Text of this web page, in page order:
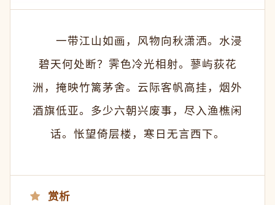
一带江山如画，风物向秋潇洒。水浸
碧天何处断？霁色冷光相射。蓼屿荻花
洲，掩映竹篱茅舍。云际客帆高挂，烟外
酒旗低亚。多少六朝兴废事，尽入渔樵闲
话。怅望倚层楼，寒日无言西下。
赏析